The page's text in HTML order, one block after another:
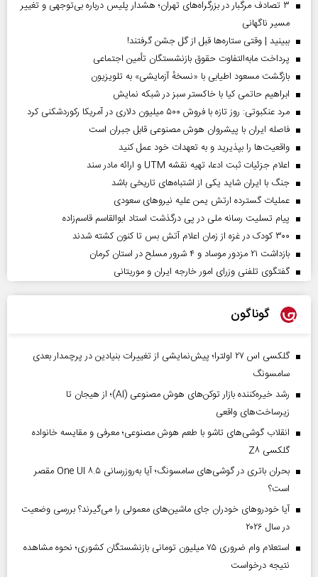
۳ تصادف مرگبار در بزرگراه‌های تهران؛ هشدار پلیس درباره بی‌توجهی و تغییر
مسیر ناگهانی
ببینید | وقتی ستاره‌ها قبل از گل جشن گرفتند!
پرداخت مابه‌التفاوت حقوق بازنشستگان تأمین اجتماعی
بازگشت مسعود اطیابی با «نسخهٔ آزمایشی» به تلویزیون
ابراهیم حاتمی کیا با خاکستر سبز در شبکه نمایش
مرد عنکبوتی: روز تازه با فروش ۵۰۰ میلیون دلاری در آمریکا رکوردشکنی کرد
فاصله ایران با پیشرو‌ان هوش مصنوعی قابل جبران است
واقعیت‌ها را بپذیرید و به تعهدات خود عمل کنید
اعلام جزئیات ثبت ادعا، تهیه نقشه UTM و ارائه مادر سند
جنگ با ایران شاید یکی از اشتباه‌های تاریخی باشد
عملیات گسترده ارتش یمن علیه نیروهای سعودی
پیام تسلیت رسانه ملی در پی درگذشت استاد ابوالقاسم قاسم‌زاده
۳۰۰ کودک در غزه از زمان اعلام آتش بس تا کنون کشته شدند
بازداشت ۲۱ مزدور موساد و ۴ شرور مسلح در استان کرمان
گفتگوی تلفنی وزرای امور خارجه ایران و موریتانی
گوناگون
گلکسی اس ۲۷ اولترا؛ پیش‌نمایشی از تغییرات بنیادین در پرچمدار بعدی
سامسونگ
رشد خیره‌کننده بازار توکن‌های هوش مصنوعی (AI)؛ از هیجان تا
زیرساخت‌های واقعی
انقلاب گوشی‌های تاشو‌ با طعم هوش مصنوعی؛ معرفی و مقایسه خانواده
گلکسی Z۸
بحران باتری در گوشی‌های سامسونگ؛ آیا به‌روزرسانی One UI ۸.۵ مقصر
است؟
آیا خودروهای خودران جای ماشین‌های معمولی را می‌گیرند؟ بررسی وضعیت
در سال ۲۰۲۶
استعلام وام ضروری ۷۵ میلیون تومانی بازنشستگان کشوری؛ نحوه مشاهده
نتیجه درخواست